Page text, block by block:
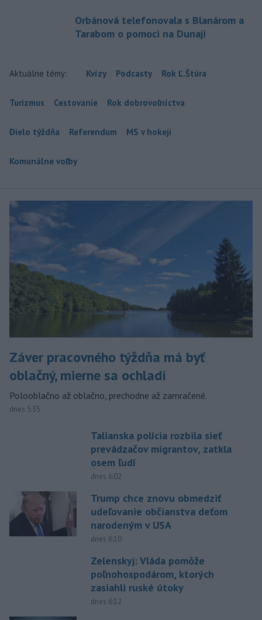
Orbánová telefonovala s Blanárom a
Tarabom o pomoci na Dunaji
Aktuálne témy: Kvízy Podcasty Rok Ľ.Štúra
Turizmus Cestovanie Rok dobrovoľníctva
Dielo týždňa Referendum MS v hokeji
Komunálne voľby
Záver pracovného týždňa má byť
oblačný, mierne sa ochladí
Polooblačno až oblačno, prechodne až zamračené.
dnes 5:35
Talianska polícia rozbila sieť
prevádzačov migrantov, zatkla
osem ľudí
dnes 6:02
Trump chce znovu obmedziť
udeľovanie občianstva deťom
narodeným v USA
dnes 6:10
Zelenskyj: Vláda pomôže
poľnohospodárom, ktorých
zasiahli ruské útoky
dnes 6:12